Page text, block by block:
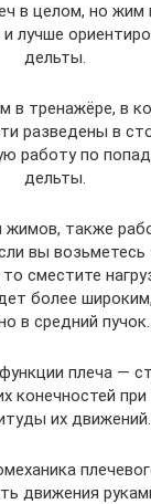
в целом, но жим
лучше
дельты.
в тренажёре, в
разведены в
работу по
дельты.
жимов, также
вы
сместите
более
в средний пучок.
плеча —
конечностей при
их движений.
движения